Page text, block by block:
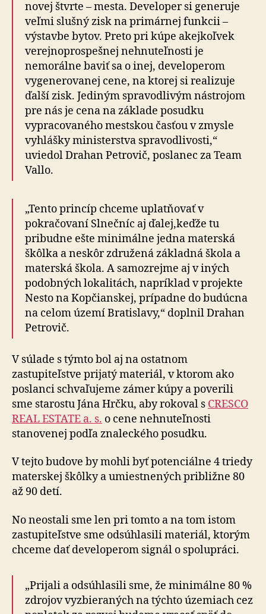
novej štvrte – mesta. Developer si generuje
veľmi slušný zisk na primárnej funkcii –
výstavbe bytov. Preto pri kúpe akejkoľvek
verejnoprospešnej nehnuteľnosti je
nemorálne baviť sa o inej, developerom
vygenerovanej cene, na ktorej si realizuje
ďalší zisk. Jediným spravodlivým nástrojom
pre nás je cena na základe posudku
vypracovaného mestskou časťou v zmysle
vyhlášky ministerstva spravodlivosti,“
uviedol Drahan Petrovič, poslanec za Team
Vallo.
„Tento princíp chceme uplatňovať v
pokračovaní Slnečníc aj ďalej,keďže tu
pribudne ešte minimálne jedna materská
škôlka a neskôr združená základná škola a
materská škola. A samozrejme aj v iných
podobných lokalitách, napríklad v projekte
Nesto na Kopčianskej, prípadne do budúcna
na celom území Bratislavy,“ doplnil Drahan
Petrovič.
V súlade s týmto bol aj na ostatnom
zastupiteľstve prijatý materiál, v ktorom ako
poslanci schvaľujeme zámer kúpy a poverili
sme starostu Jána Hrčku, aby rokoval s CRESCO
REAL ESTATE a. s. o cene nehnuteľnosti
stanovenej podľa znaleckého posudku.
V tejto budove by mohli byť potenciálne 4 triedy
materskej škôlky a umiestnených približne 80
až 90 detí.
No neostali sme len pri tomto a na tom istom
zastupiteľstve sme odsúhlasili materiál, ktorým
chceme dať developerom signál o spolupráci.
„Prijali a odsúhlasili sme, že minimálne 80 %
zdrojov vyzbieraných na týchto územiach cez